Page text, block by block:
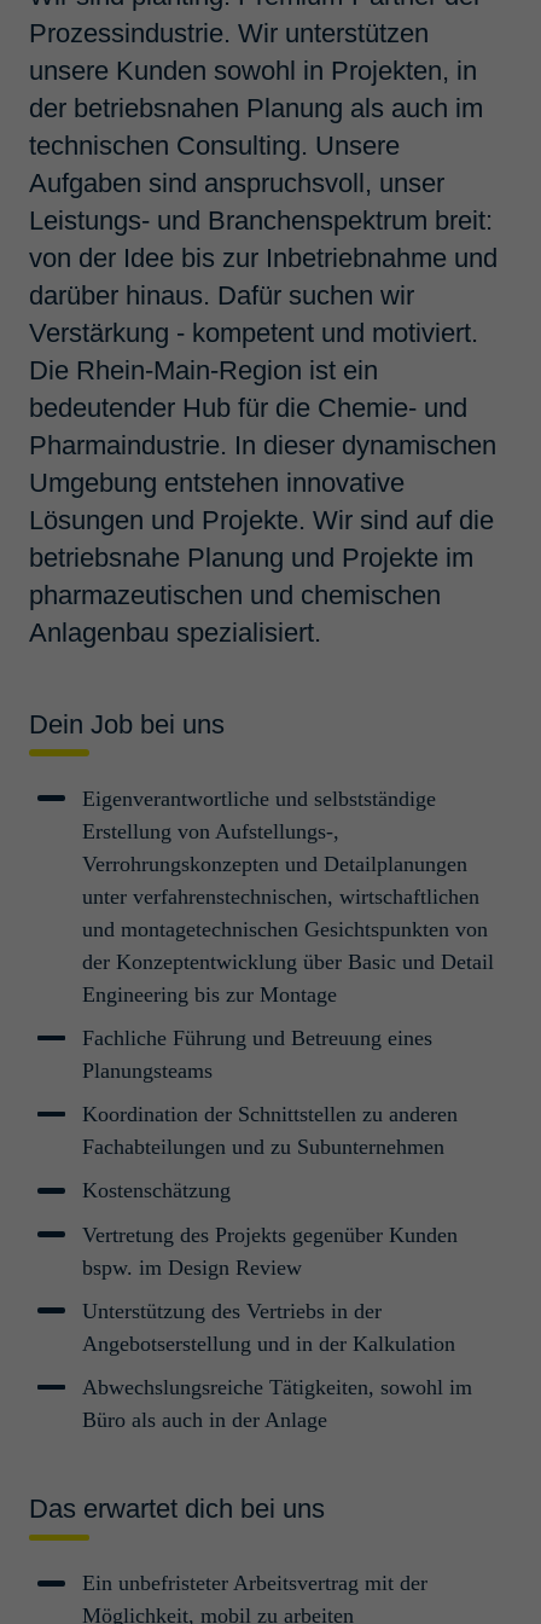
Prozessindustrie. Wir unterstützen
unsere Kunden sowohl in Projekten, in
der betriebsnahen Planung als auch im
technischen Consulting. Unsere
Aufgaben sind anspruchsvoll, unser
Leistungs- und Branchenspektrum breit:
von der Idee bis zur Inbetriebnahme und
darüber hinaus. Dafür suchen wir
Verstärkung - kompetent und motiviert.
Die Rhein-Main-Region ist ein
bedeutender Hub für die Chemie- und
Pharmaindustrie. In dieser dynamischen
Umgebung entstehen innovative
Lösungen und Projekte. Wir sind auf die
betriebsnahe Planung und Projekte im
pharmazeutischen und chemischen
Anlagenbau spezialisiert.
Dein Job bei uns
Eigenverantwortliche und selbstständige
Erstellung von Aufstellungs-,
Verrohrungskonzepten und Detailplanungen
unter verfahrenstechnischen, wirtschaftlichen
und montagetechnischen Gesichtspunkten von
der Konzeptentwicklung über Basic und Detail
Engineering bis zur Montage
Fachliche Führung und Betreuung eines
Planungsteams
Koordination der Schnittstellen zu anderen
Fachabteilungen und zu Subunternehmen
Kostenschätzung
Vertretung des Projekts gegenüber Kunden
bspw. im Design Review
Unterstützung des Vertriebs in der
Angebotserstellung und in der Kalkulation
Abwechslungsreiche Tätigkeiten, sowohl im
Büro als auch in der Anlage
Das erwartet dich bei uns
Ein unbefristeter Arbeitsvertrag mit der
Möglichkeit, mobil zu arbeiten
Suchbegriff
Ort
Suchen
Termin­planer Anla­genbau
(m/w/d)
Projektmanagement und -abwicklung
Professionals/Senior Professionals
Köln, Deutschland
(m/w/d)
Young Professionals/Professionals
Köln, Deutschland
Projek­t­in­ge­nieur Anla­genbau
(m/w/d) Wilhelms­haven
Projektmanagement und -abwicklung
Young Professionals/Professionals
Wilhelmshaven, Deutschland
Werk­stu­dent Verfah­rens­
technik (m/w/d)
Prozess- und Verfahrenstechnik
Inge­nieur / Tech­niker TGA
(m/w/d)
Technische Gebäudeausrüstung
Young Professionals/Professionals
Lead Engi­neer Bauin­ge­ni­eu­r­
wesen (m/w/d)
Bautechnik Professionals/Senior Professionals
Köln, Deutschland
Angebote 1-20 von 46